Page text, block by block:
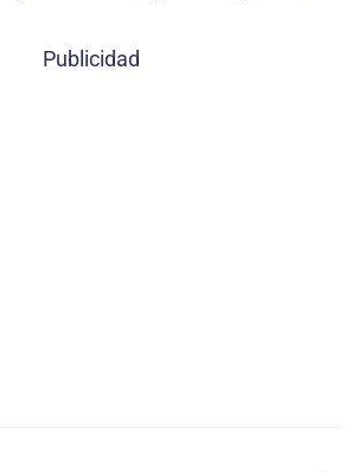
Publicidad